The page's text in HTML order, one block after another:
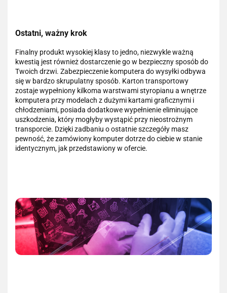
Ostatni, ważny krok
Finalny produkt wysokiej klasy to jedno, niezwykle ważną
kwestią jest również dostarczenie go w bezpieczny sposób do
Twoich drzwi. Zabezpieczenie komputera do wysyłki odbywa
się w bardzo skrupulatny sposób. Karton transportowy
zostaje wypełniony kilkoma warstwami styropianu a wnętrze
komputera przy modelach z dużymi kartami graficznymi i
chłodzeniami, posiada dodatkowe wypełnienie eliminujące
uszkodzenia, który mogłyby wystąpić przy nieostrożnym
transporcie. Dzięki zadbaniu o ostatnie szczegóły masz
pewność, że zamówiony komputer dotrze do ciebie w stanie
identycznym, jak przedstawiony w ofercie.